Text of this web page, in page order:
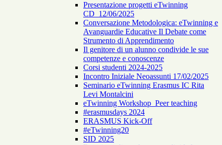
Presentazione progetti eTwinning
CD_12/06/2025
Conversazione Metodologica: eTwinning e
Avanguardie Educative Il Debate come
Strumento di Apprendimento
Il genitore di un alunno condivide le sue
competenze e conoscenze
Corsi studenti 2024-2025
Incontro Iniziale Neoassunti 17/02/2025
Seminario eTwinning Erasmus IC Rita
Levi Montalcini
eTwinning Workshop_Peer teaching
#erasmusdays 2024
ERASMUS Kick-Off
#eTwinning20
SID 2025